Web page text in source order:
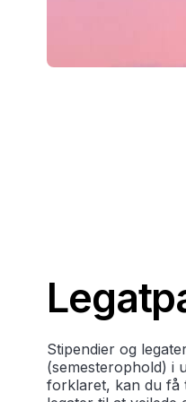
Stipendier og
(semesterophold) i
forklaret, kan du få